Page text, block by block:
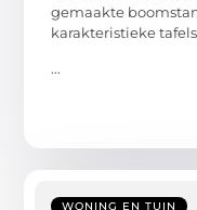
gemaakte
karakteristieke tafels
...
WONING EN TUIN